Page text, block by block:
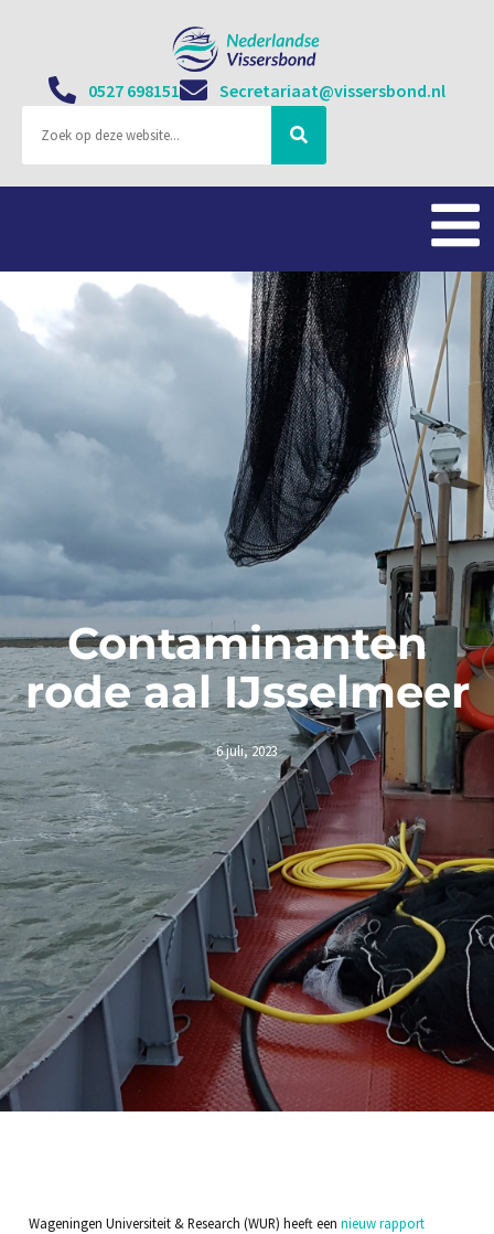
0527 698151 Secretariaat@vissersbond.nl
Contaminanten
rode aal IJsselmeer
6 juli, 2023
Wageningen Universiteit & Research (WUR) heeft een nieuw rapport